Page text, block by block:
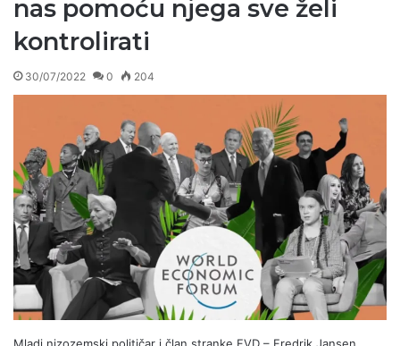
nas pomoću njega sve želi
kontrolirati
30/07/2022 0 204